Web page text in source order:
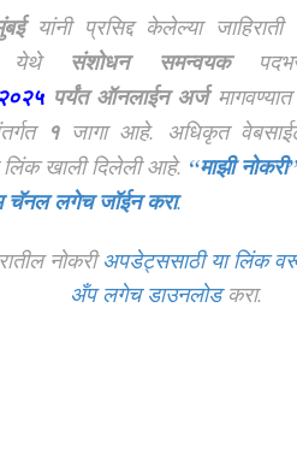
यांनी प्रसिद्द केलेल्या
येथे संशोधन समन्वयक
पर्यंत ऑनलाईन अर्ज
१जागा आहे. अधिकृत
लिंक खाली दिलेली आहे. “माझी नोकरी”
चॅनल लगेच जॉईन करा.
नोकरीअपडेट्ससाठी या लिंक
अँप लगेच डाउनलोडकरा.